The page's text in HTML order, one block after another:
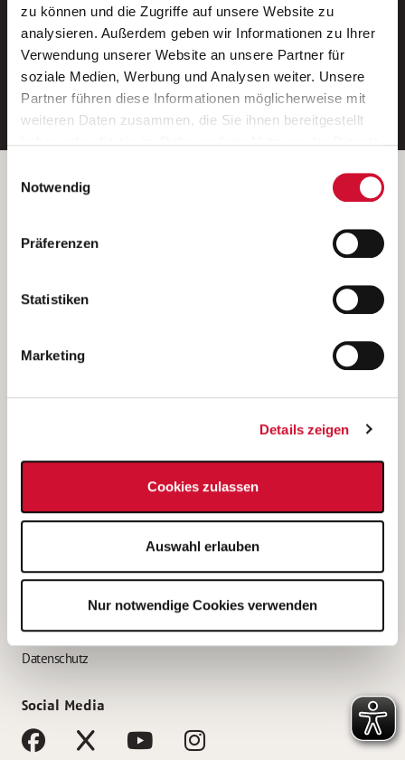
zu können und die Zugriffe auf unsere Website zu
analysieren. Außerdem geben wir Informationen zu Ihrer
Verwendung unserer Website an unsere Partner für
soziale Medien, Werbung und Analysen weiter. Unsere
Partner führen diese Informationen möglicherweise mit
weiteren Daten zusammen, die Sie ihnen bereitgestellt
Wenn Sie auf „Cookies zulassen“ klicken, so stimmen
Sie der Speicherung sämtlicher Cookies zu. Sie können
Ihre Einwilligung selbstverständlich jederzeit widerrufen,
indem Sie die Cookie-Einstellungen aufrufen und diese
unsererDatenschutzerklärung
Notwendig
Präferenzen
Statistiken
Marketing
Details zeigen
Cookies zulassen
Auswahl erlauben
Nur notwendige Cookies verwenden
Ein kostenloser Service von AWO
Jobs.
E-Mail-Adresse eintragen
Betreiber der Webseite
Kantstraße 45a
(Ein Tochterunternehmen des AWO Bezirksverbandes Unterfranken
e.V.)
Bewerbung als Altenpflegehelfer*in
Bewerbung als Erzieher*in
AWO Gliederungen nach Bundesland
Impressum
Datenschutz
Social Media